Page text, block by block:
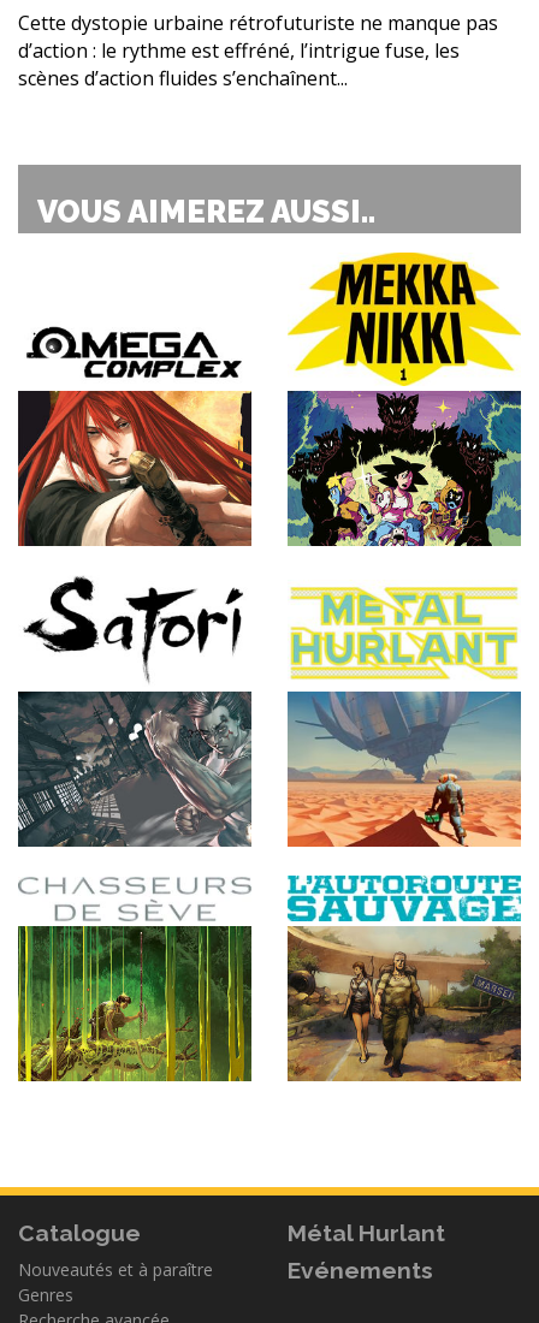
Cette dystopie urbaine rétrofuturiste ne manque pas
d’action : le rythme est effréné, l’intrigue fuse, les
scènes d’action fluides s’enchaînent...
VOUS AIMEREZ AUSSI..
Catalogue
Nouveautés et à paraître
Genres
Métal Hurlant
Evénements